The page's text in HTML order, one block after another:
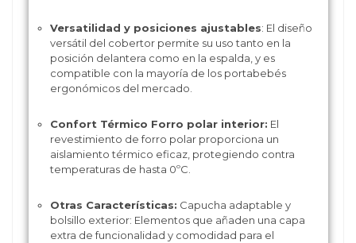
Versatilidad y posiciones ajustables: El diseño
versátil del cobertor permite su uso tanto en la
posición delantera como en la espalda, y es
compatible con la mayoría de los portabebés
ergonómicos del mercado.
Confort Térmico Forro polar interior: El
revestimiento de forro polar proporciona un
aislamiento térmico eficaz, protegiendo contra
temperaturas de hasta 0ºC.
Otras Características: Capucha adaptable y
bolsillo exterior: Elementos que añaden una capa
extra de funcionalidad y comodidad para el